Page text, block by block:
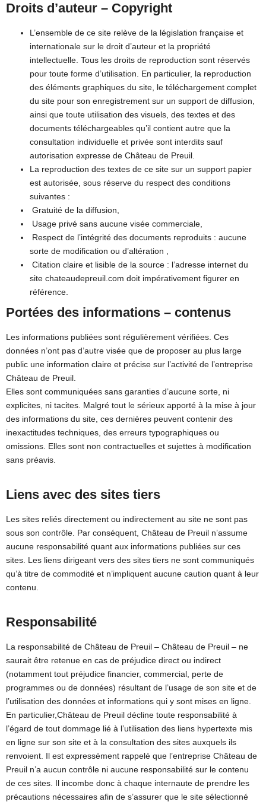
Droits d’auteur – Copyright
L’ensemble de ce site relève de la législation française et
internationale sur le droit d’auteur et la propriété
intellectuelle. Tous les droits de reproduction sont réservés
pour toute forme d’utilisation. En particulier, la reproduction
des éléments graphiques du site, le téléchargement complet
du site pour son enregistrement sur un support de diffusion,
ainsi que toute utilisation des visuels, des textes et des
documents téléchargeables qu’il contient autre que la
consultation individuelle et privée sont interdits sauf
autorisation expresse de Château de Preuil.
La reproduction des textes de ce site sur un support papier
est autorisée, sous réserve du respect des conditions
suivantes :
Gratuité de la diffusion,
Usage privé sans aucune visée commerciale,
Respect de l’intégrité des documents reproduits : aucune
sorte de modification ou d’altération ,
Citation claire et lisible de la source : l’adresse internet du
site chateaudepreuil.com doit impérativement figurer en
référence.
Portées des informations – contenus
Les informations publiées sont régulièrement vérifiées. Ces
données n’ont pas d’autre visée que de proposer au plus large
public une information claire et précise sur l’activité de l’entreprise
Château de Preuil.
Elles sont communiquées sans garanties d’aucune sorte, ni
explicites, ni tacites. Malgré tout le sérieux apporté à la mise à jour
des informations du site, ces dernières peuvent contenir des
inexactitudes techniques, des erreurs typographiques ou
omissions. Elles sont non contractuelles et sujettes à modification
sans préavis.
Liens avec des sites tiers
Les sites reliés directement ou indirectement au site ne sont pas
sous son contrôle. Par conséquent, Château de Preuil n’assume
aucune responsabilité quant aux informations publiées sur ces
sites. Les liens dirigeant vers des sites tiers ne sont communiqués
qu’à titre de commodité et n’impliquent aucune caution quant à leur
contenu.
Responsabilité
La responsabilité de Château de Preuil – Château de Preuil – ne
saurait être retenue en cas de préjudice direct ou indirect
(notamment tout préjudice financier, commercial, perte de
programmes ou de données) résultant de l’usage de son site et de
l’utilisation des données et informations qui y sont mises en ligne.
En particulier,Château de Preuil décline toute responsabilité à
l’égard de tout dommage lié à l’utilisation des liens hypertexte mis
en ligne sur son site et à la consultation des sites auxquels ils
renvoient. Il est expressément rappelé que l’entreprise Château de
Preuil n’a aucun contrôle ni aucune responsabilité sur le contenu
de ces sites. Il incombe donc à chaque internaute de prendre les
précautions nécessaires afin de s’assurer que le site sélectionné